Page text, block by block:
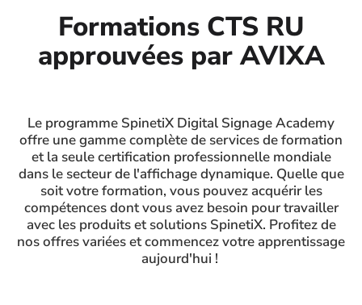
Formations CTS RU
approuvées par AVIXA
Le programme SpinetiX Digital Signage Academy
offre une gamme complète de services de formation
et la seule certification professionnelle mondiale
dans le secteur de l'affichage dynamique. Quelle que
soit votre formation, vous pouvez acquérir les
compétences dont vous avez besoin pour travailler
avec les produits et solutions SpinetiX. Profitez de
nos offres variées et commencez votre apprentissage
aujourd'hui !